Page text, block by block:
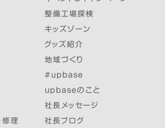
修理
整備工場探検
キッズゾーン
グッズ紹介
地域づくり
#upbase
upbaseのこと
社長メッセージ
社長ブログ